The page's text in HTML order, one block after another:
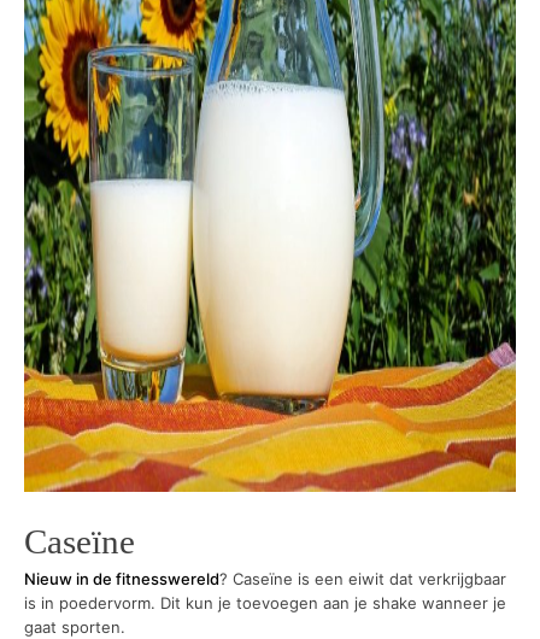
Caseïne
Nieuw in de fitnesswereld? Caseïne is een eiwit dat verkrijgbaar
is in poedervorm. Dit kun je toevoegen aan je shake wanneer je
gaat sporten.